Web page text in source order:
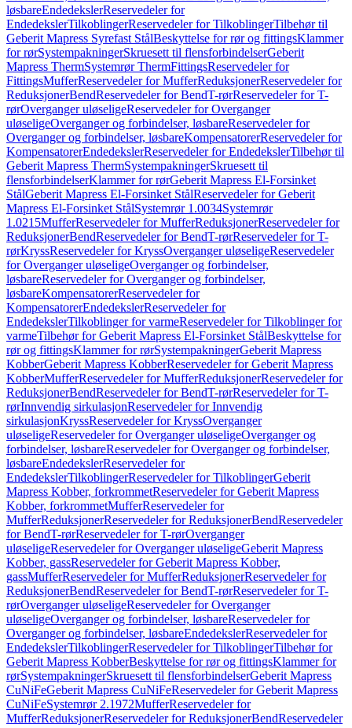
løsbareEndedekslerReservedeler for
EndedekslerTilkoblingerReservedeler for TilkoblingerTilbehør til
Geberit Mapress Syrefast StålBeskyttelse for rør og fittingsKlammer
for rørSystempakningerSkruesett til flensforbindelserGeberit
Mapress ThermSystemrør ThermFittingsReservedeler for
FittingsMufferReservedeler for MufferReduksjonerReservedeler for
ReduksjonerBendReservedeler for BendT-rørReservedeler for T-
rørOverganger uløseligeReservedeler for Overganger
uløseligeOverganger og forbindelser, løsbareReservedeler for
Overganger og forbindelser, løsbareKompensatorerReservedeler for
KompensatorerEndedekslerReservedeler for EndedekslerTilbehør til
Geberit Mapress ThermSystempakningerSkruesett til
flensforbindelserKlammer for rørGeberit Mapress El-Forsinket
StålGeberit Mapress El-Forsinket StålReservedeler for Geberit
Mapress El-Forsinket StålSystemrør 1.0034Systemrør
1.0215MufferReservedeler for MufferReduksjonerReservedeler for
ReduksjonerBendReservedeler for BendT-rørReservedeler for T-
rørKryssReservedeler for KryssOverganger uløseligeReservedeler
for Overganger uløseligeOverganger og forbindelser,
løsbareReservedeler for Overganger og forbindelser,
løsbareKompensatorerReservedeler for
KompensatorerEndedekslerReservedeler for
EndedekslerTilkoblinger for varmeReservedeler for Tilkoblinger for
varmeTilbehør for Geberit Mapress El-Forsinket StålBeskyttelse for
rør og fittingsKlammer for rørSystempakningerGeberit Mapress
KobberGeberit Mapress KobberReservedeler for Geberit Mapress
KobberMufferReservedeler for MufferReduksjonerReservedeler for
ReduksjonerBendReservedeler for BendT-rørReservedeler for T-
rørInnvendig sirkulasjonReservedeler for Innvendig
sirkulasjonKryssReservedeler for KryssOverganger
uløseligeReservedeler for Overganger uløseligeOverganger og
forbindelser, løsbareReservedeler for Overganger og forbindelser,
løsbareEndedekslerReservedeler for
EndedekslerTilkoblingerReservedeler for TilkoblingerGeberit
Mapress Kobber, forkrommetReservedeler for Geberit Mapress
Kobber, forkrommetMufferReservedeler for
MufferReduksjonerReservedeler for ReduksjonerBendReservedeler
for BendT-rørReservedeler for T-rørOverganger
uløseligeReservedeler for Overganger uløseligeGeberit Mapress
Kobber, gassReservedeler for Geberit Mapress Kobber,
gassMufferReservedeler for MufferReduksjonerReservedeler for
ReduksjonerBendReservedeler for BendT-rørReservedeler for T-
rørOverganger uløseligeReservedeler for Overganger
uløseligeOverganger og forbindelser, løsbareReservedeler for
Overganger og forbindelser, løsbareEndedekslerReservedeler for
EndedekslerTilkoblingerReservedeler for TilkoblingerTilbehør for
Geberit Mapress KobberBeskyttelse for rør og fittingsKlammer for
rørSystempakningerSkruesett til flensforbindelserGeberit Mapress
CuNiFeGeberit Mapress CuNiFeReservedeler for Geberit Mapress
CuNiFeSystemrør 2.1972MufferReservedeler for
MufferReduksjonerReservedeler for ReduksjonerBendReservedeler